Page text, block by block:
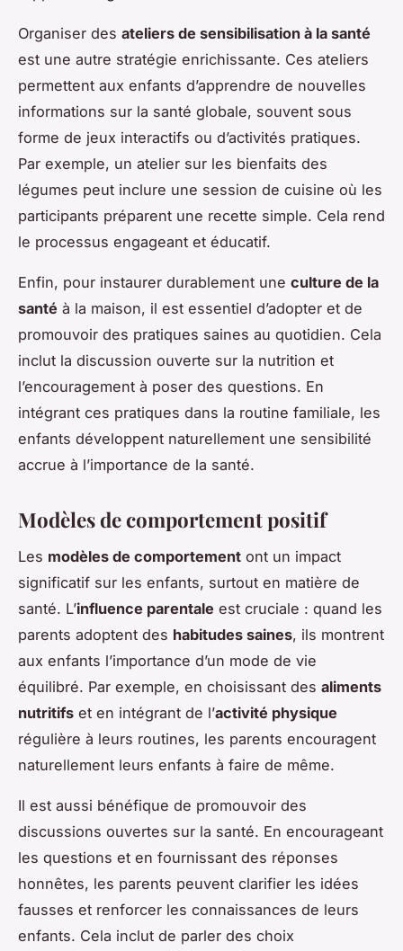
Organiser des ateliers de sensibilisation à la santé
est une autre stratégie enrichissante. Ces ateliers
permettent aux enfants d’apprendre de nouvelles
informations sur la santé globale, souvent sous
forme de jeux interactifs ou d’activités pratiques.
Par exemple, un atelier sur les bienfaits des
légumes peut inclure une session de cuisine où les
participants préparent une recette simple. Cela rend
le processus engageant et éducatif.
Enfin, pour instaurer durablement une culture de la
santé à la maison, il est essentiel d’adopter et de
promouvoir des pratiques saines au quotidien. Cela
inclut la discussion ouverte sur la nutrition et
l’encouragement à poser des questions. En
intégrant ces pratiques dans la routine familiale, les
enfants développent naturellement une sensibilité
accrue à l’importance de la santé.
Modèles de comportement positif
Les modèles de comportement ont un impact
significatif sur les enfants, surtout en matière de
santé. L’influence parentale est cruciale : quand les
parents adoptent des habitudes saines, ils montrent
aux enfants l’importance d’un mode de vie
équilibré. Par exemple, en choisissant des aliments
nutritifs et en intégrant de l’activité physique
régulière à leurs routines, les parents encouragent
naturellement leurs enfants à faire de même.
Il est aussi bénéfique de promouvoir des
discussions ouvertes sur la santé. En encourageant
les questions et en fournissant des réponses
honnêtes, les parents peuvent clarifier les idées
fausses et renforcer les connaissances de leurs
enfants. Cela inclut de parler des choix